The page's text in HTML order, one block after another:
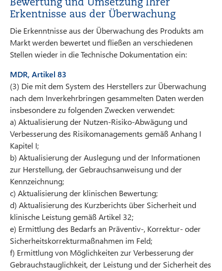
Erkentnisse aus der Überwachung
Die Erkenntnisse aus der Überwachung des Produkts am
Markt werden bewertet und fließen an verschiedenen
Stellen wieder in die Technische Dokumentation ein:
MDR, Artikel 83
(3) Die mit dem System des Herstellers zur Überwachung
nach dem Inverkehrbringen gesammelten Daten werden
insbesondere zu folgenden Zwecken verwendet:
a) Aktualisierung der Nutzen-Risiko-Abwägung und
Verbesserung des Risikomanagements gemäß Anhang I
Kapitel I;
b) Aktualisierung der Auslegung und der Informationen
zur Herstellung, der Gebrauchsanweisung und der
Kennzeichnung;
c) Aktualisierung der klinischen Bewertung;
d) Aktualisierung des Kurzberichts über Sicherheit und
klinische Leistung gemäß Artikel 32;
e) Ermittlung des Bedarfs an Präventiv-, Korrektur- oder
Sicherheitskorrekturmaßnahmen im Feld;
f) Ermittlung von Möglichkeiten zur Verbesserung der
Gebrauchstauglichkeit, der Leistung und der Sicherheit des